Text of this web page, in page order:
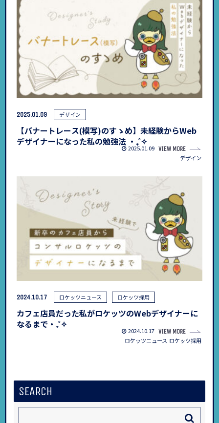
2025.01.09 デザイン
【バナートレース(模写)のすゝめ】未経験からWeb
デザイナーになった私の勉強法 ‧₊˚✧
2025.01.09 VIEW MORE
デザイン
2024.10.17 ロケッツニュース ロケッツ採用
カフェ店員だった私がロケッツのWebデザイナーに
なるまで‧₊˚✧
2024.10.17 VIEW MORE
ロケッツニュース ロケッツ採用
SEARCH